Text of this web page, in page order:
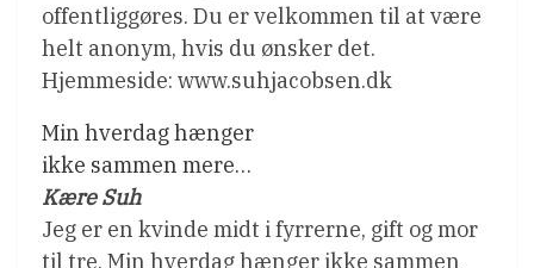
offentliggøres. Du er velkommen til at være
helt anonym, hvis du ønsker det.
Hjemmeside: www.suhjacobsen.dk
Min hverdag hænger
ikke sammen mere…
Kære Suh
Jeg er en kvinde midt i fyrrerne, gift og mor
til tre. Min hverdag hænger ikke sammen